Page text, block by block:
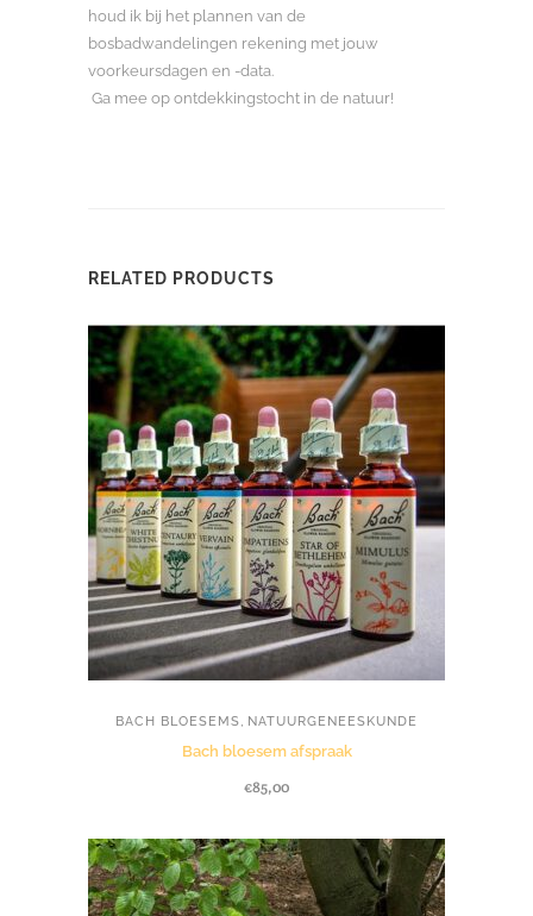
houd ik bij het plannen van de
bosbadwandelingen rekening met jouw
voorkeursdagen en -data.
Ga mee op ontdekkingstocht in de natuur!
RELATED PRODUCTS
BACH BLOESEMS, NATUURGENEESKUNDE
Bach bloesem afspraak
€85,00